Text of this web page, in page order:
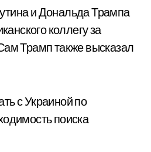
и Дональда Трампа
коллегу за
Трамп также высказал
с Украиной по
поиска